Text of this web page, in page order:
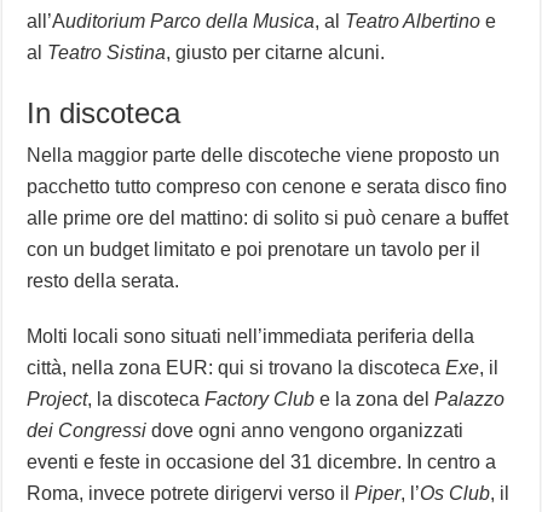
all’Auditorium Parco della Musica, al Teatro Albertino e
al Teatro Sistina, giusto per citarne alcuni.
In discoteca
Nella maggior parte delle discoteche viene proposto un
pacchetto tutto compreso con cenone e serata disco fino
alle prime ore del mattino: di solito si può cenare a buffet
con un budget limitato e poi prenotare un tavolo per il
resto della serata.
Molti locali sono situati nell’immediata periferia della
città, nella zona EUR: qui si trovano la discotecaExe, il
Project, la discotecaFactory Club e la zona delPalazzo
dei Congressi dove ogni anno vengono organizzati
eventi e feste in occasione del 31 dicembre. In centro a
Roma, invece potrete dirigervi verso ilPiper, l’Os Club, il